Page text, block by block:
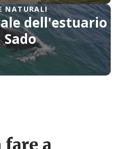
NATURALI
dell'estuario
fare a